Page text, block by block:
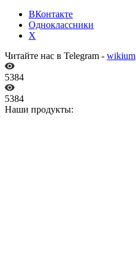
ВКонтакте
Одноклассники
X
Читайте нас в Telegram - wikium
5384
5384
Наши продукты: